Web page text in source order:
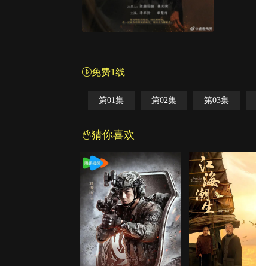
免费1线
第01集 第02集 第03集
猜你喜欢